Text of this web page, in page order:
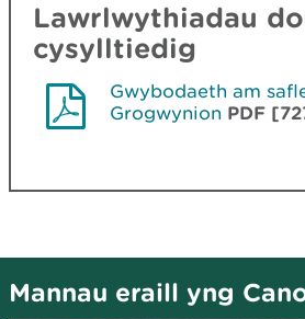
Lawrlwythiadau
cysylltiedig
Gwybodaeth am
Grogwynion PDF
Mannau eraill yng